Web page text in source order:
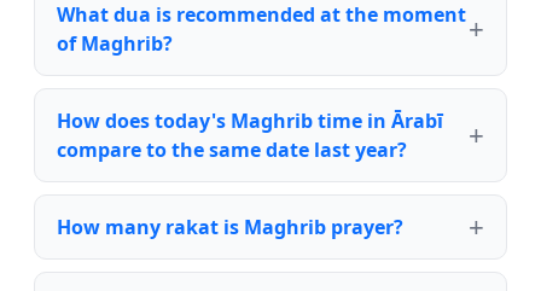
What dua is recommended at the moment
of Maghrib?
How does today's Maghrib time in Ārabī
compare to the same date last year?
How many rakat is Maghrib prayer?